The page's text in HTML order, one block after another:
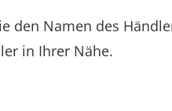
den Namen des
in Ihrer Nähe.